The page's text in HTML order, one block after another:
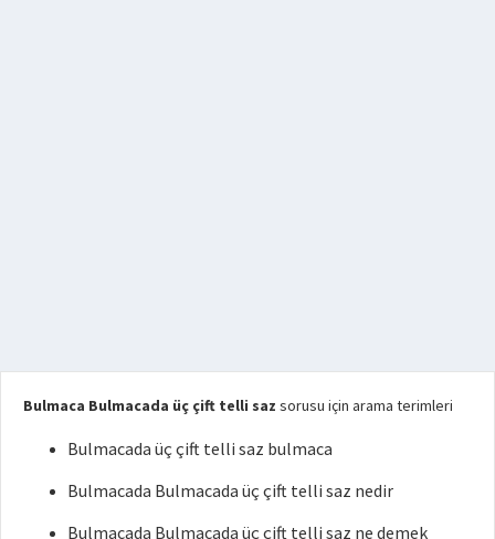
Bulmaca Bulmacada üç çift telli saz sorusu için arama terimleri
Bulmacada üç çift telli saz bulmaca
Bulmacada Bulmacada üç çift telli saz nedir
Bulmacada Bulmacada üç çift telli saz ne demek